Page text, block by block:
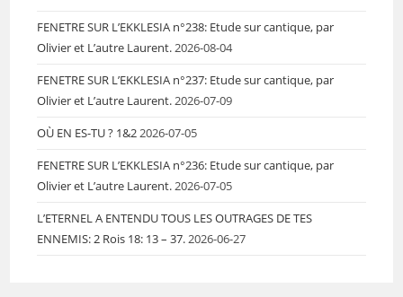
FENETRE SUR L’EKKLESIA n°238: Etude sur cantique, par
Olivier et L’autre Laurent.2026-08-04
FENETRE SUR L’EKKLESIA n°237: Etude sur cantique, par
Olivier et L’autre Laurent.2026-07-09
OÙ EN ES-TU ? 1&22026-07-05
FENETRE SUR L’EKKLESIA n°236: Etude sur cantique, par
Olivier et L’autre Laurent.2026-07-05
L’ETERNEL A ENTENDU TOUS LES OUTRAGES DE TES
ENNEMIS: 2 Rois 18: 13 – 37.2026-06-27